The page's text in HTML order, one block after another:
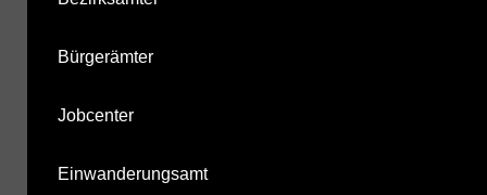
Bürgerämter
Jobcenter
Einwanderungsamt